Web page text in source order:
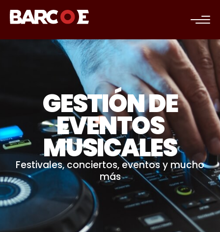
c
GESTIÓN DE
EVENTOS
MUSICALES
Festivales, conciertos, eventos y mucho
más